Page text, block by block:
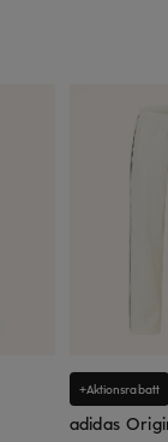
+Aktionsrabatt
adidas